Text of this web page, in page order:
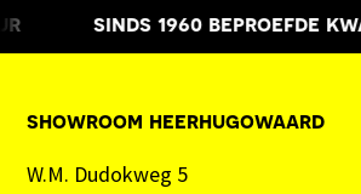
sinds 1960 beproefde
showroom heerhugowaard
W.M. Dudokweg 5